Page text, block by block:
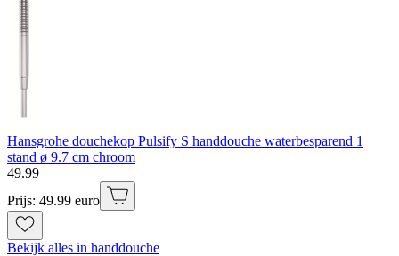
Hansgrohe douchekop Pulsify S handdouche waterbesparend 1
stand ø 9.7 cm chroom
49.99
Prijs: 49.99 euro
Bekijk alles in handdouche